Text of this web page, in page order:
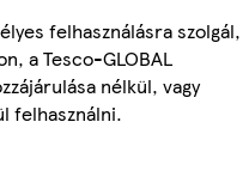
felhasználásra szolgál,
a Tesco-GLOBAL
nélkül, vagy
felhasználni.